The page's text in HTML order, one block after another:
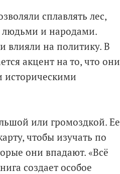
сплавлять лес,
людьми и народами.
влияли на политику. В
акцент на то, что они
историческими
или громоздкой. Ее
чтобы изучать по
они впадают. «Всё
создает особое